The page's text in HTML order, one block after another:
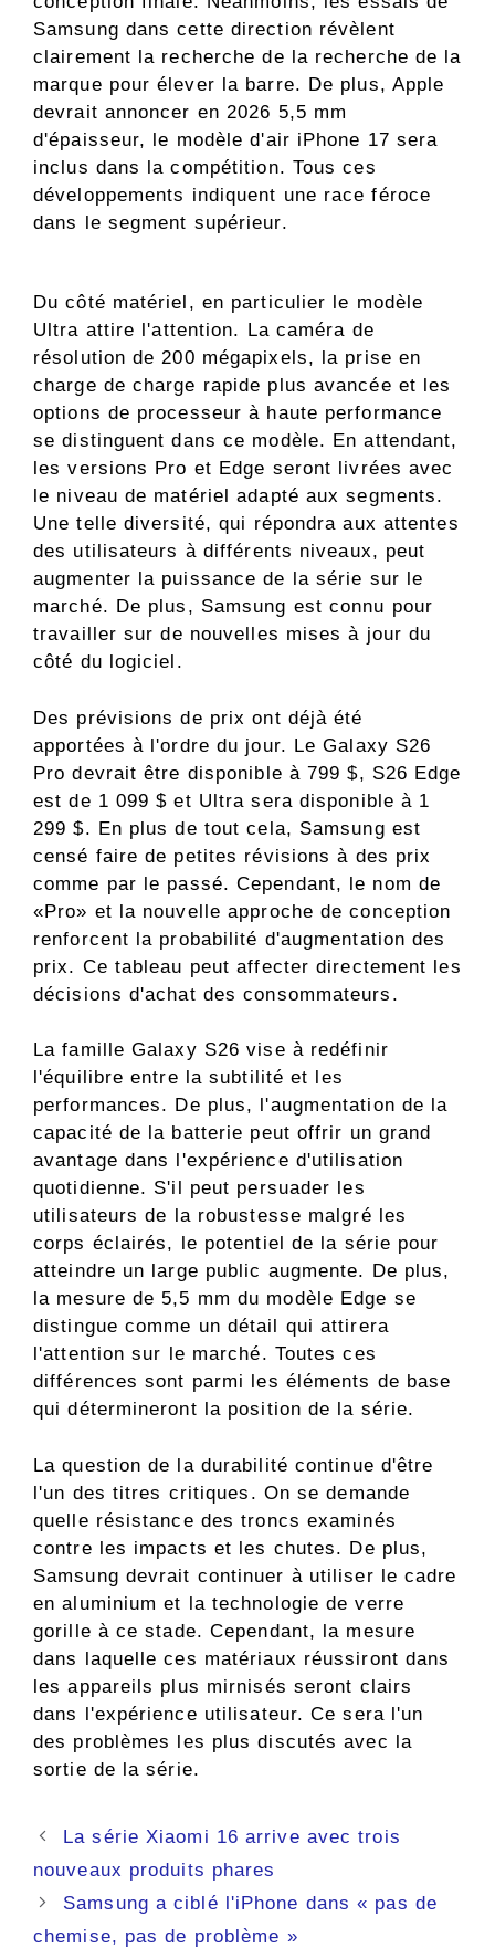
Samsung dans cette direction révèlent
clairement la recherche de la recherche de la
marque pour élever la barre. De plus, Apple
devrait annoncer en 2026 5,5 mm
d'épaisseur, le modèle d'air iPhone 17 sera
inclus dans la compétition. Tous ces
développements indiquent une race féroce
dans le segment supérieur.
Du côté matériel, en particulier le modèle
Ultra attire l'attention. La caméra de
résolution de 200 mégapixels, la prise en
charge de charge rapide plus avancée et les
options de processeur à haute performance
se distinguent dans ce modèle. En attendant,
les versions Pro et Edge seront livrées avec
le niveau de matériel adapté aux segments.
Une telle diversité, qui répondra aux attentes
des utilisateurs à différents niveaux, peut
augmenter la puissance de la série sur le
marché. De plus, Samsung est connu pour
travailler sur de nouvelles mises à jour du
côté du logiciel.
Des prévisions de prix ont déjà été
apportées à l'ordre du jour. Le Galaxy S26
Pro devrait être disponible à 799 $, S26 Edge
est de 1 099 $ et Ultra sera disponible à 1
299 $. En plus de tout cela, Samsung est
censé faire de petites révisions à des prix
comme par le passé. Cependant, le nom de
«Pro» et la nouvelle approche de conception
renforcent la probabilité d'augmentation des
prix. Ce tableau peut affecter directement les
décisions d'achat des consommateurs.
La famille Galaxy S26 vise à redéfinir
l'équilibre entre la subtilité et les
performances. De plus, l'augmentation de la
capacité de la batterie peut offrir un grand
avantage dans l'expérience d'utilisation
quotidienne. S'il peut persuader les
utilisateurs de la robustesse malgré les
corps éclairés, le potentiel de la série pour
atteindre un large public augmente. De plus,
la mesure de 5,5 mm du modèle Edge se
distingue comme un détail qui attirera
l'attention sur le marché. Toutes ces
différences sont parmi les éléments de base
qui détermineront la position de la série.
La question de la durabilité continue d'être
l'un des titres critiques. On se demande
quelle résistance des troncs examinés
contre les impacts et les chutes. De plus,
Samsung devrait continuer à utiliser le cadre
en aluminium et la technologie de verre
gorille à ce stade. Cependant, la mesure
dans laquelle ces matériaux réussiront dans
les appareils plus mirnisés seront clairs
dans l'expérience utilisateur. Ce sera l'un
des problèmes les plus discutés avec la
sortie de la série.
Navigation
La série Xiaomi 16 arrive avec trois
nouveaux produits phares
Samsung a ciblé l'iPhone dans « pas de
chemise, pas de problème »